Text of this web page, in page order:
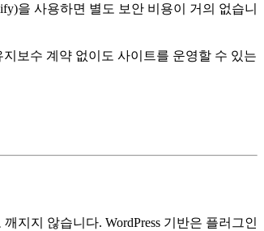
을 사용하면 별도 보안 비용이 거의 없습니
보수 계약 없이도 사이트를 운영할 수 있는
지지 않습니다. WordPress 기반은 플러그인